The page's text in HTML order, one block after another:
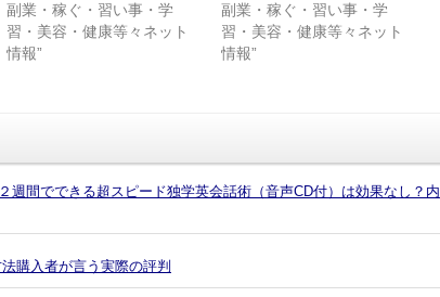
副業・稼ぐ・習い事・学
習・美容・健康等々ネット
情報”
副業・稼ぐ・習い事・学
習・美容・健康等々ネット
情報”
週間でできる超スピード独学英会話術（音声CD付）は効果なし？内
購入者が言う実際の評判